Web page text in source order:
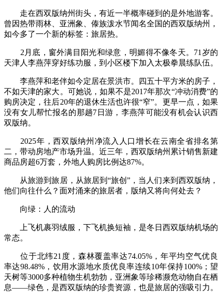
走在西双版纳州街头，有近一半概率碰到的是外地游客。
曾因热带雨林、亚洲象、傣族泼水节闻名全国的西双版纳州，
如今多了一个新的标签：旅居热。
2月底，窗外满目阳光和绿意，明媚得不像冬天。71岁的
天津人李燕萍穿好练功服，到小区楼下加入太极拳晨练队伍。
李燕萍和老伴如今定居在景洪市。四五十平方米的房子，
不如天津的家大。可她说，如果不是2017年那次“冲动消费”的
购房决定，往后20年的退休生活也许很“窄”。更早一点，如果
没有女儿帮忙报名的那趟7日游，李燕萍可能没有机会认识西
双版纳。
2025年，西双版纳州净流入人口增长在云南全省排名第
二，带动房地产市场升温。近三年，西双版纳州累计销售新建
商品房超6万套，外地人购房比例达87%。
从旅游到旅居，从旅居到“旅创”，当人们来到西双版纳，
他们向往什么？面对涌来的旅居者，版纳又将向何处去？
向绿：人的流动
上飞机裹羽绒服，下飞机换短袖，是冬日西双版纳机场的
常态。
位于北纬21度，森林覆盖率达74.05%，年平均空气优良
率达98.48%，饮用水源地水质优良率连续10年保持100%；望
天树等3000多种植物生机勃勃，亚洲象等珍稀濒危动物自在栖
息——绿色，是西双版纳的珍贵资源，也是旅居的强吸引力。